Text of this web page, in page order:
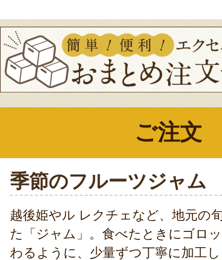
ご注文
季節のフルーツジャム
越後姫やル レクチェなど、地元の
た「ジャム」。食べたときにゴロ
わるように、少量ずつ丁寧に加工